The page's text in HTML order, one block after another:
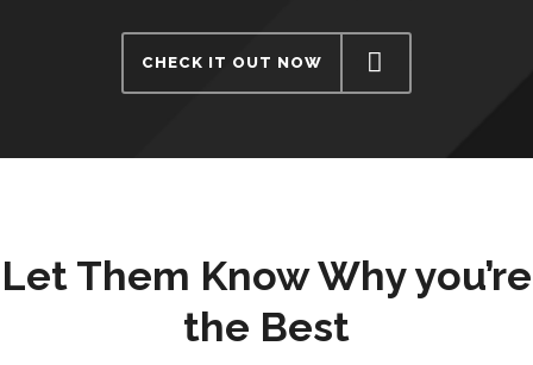
CHECK IT OUT NOW
Let Them Know Why you’re
the Best